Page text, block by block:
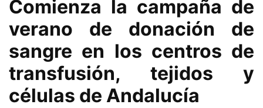
Comienza la campaña de
verano de donación de
sangre en los centros de
transfusión, tejidos y
células de Andalucía